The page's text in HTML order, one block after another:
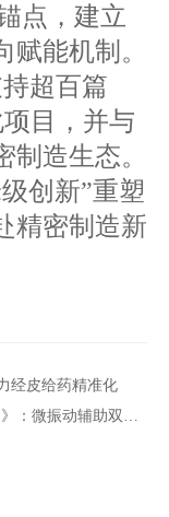
点，建立
能机制。
超百篇
目，并与
造生态。
创新”重塑
精密制造新
经皮给药精准化